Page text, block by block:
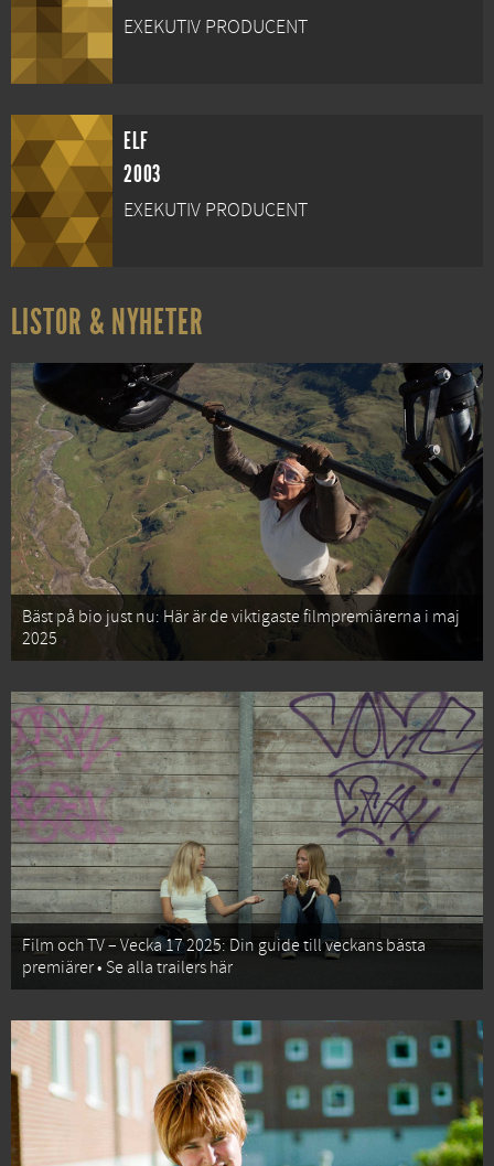
EXEKUTIV PRODUCENT
ELF
2003
EXEKUTIV PRODUCENT
LISTOR & NYHETER
Bäst på bio just nu: Här är de viktigaste filmpremiärerna i maj
2025
Film och TV – Vecka 17 2025: Din guide till veckans bästa
premiärer • Se alla trailers här